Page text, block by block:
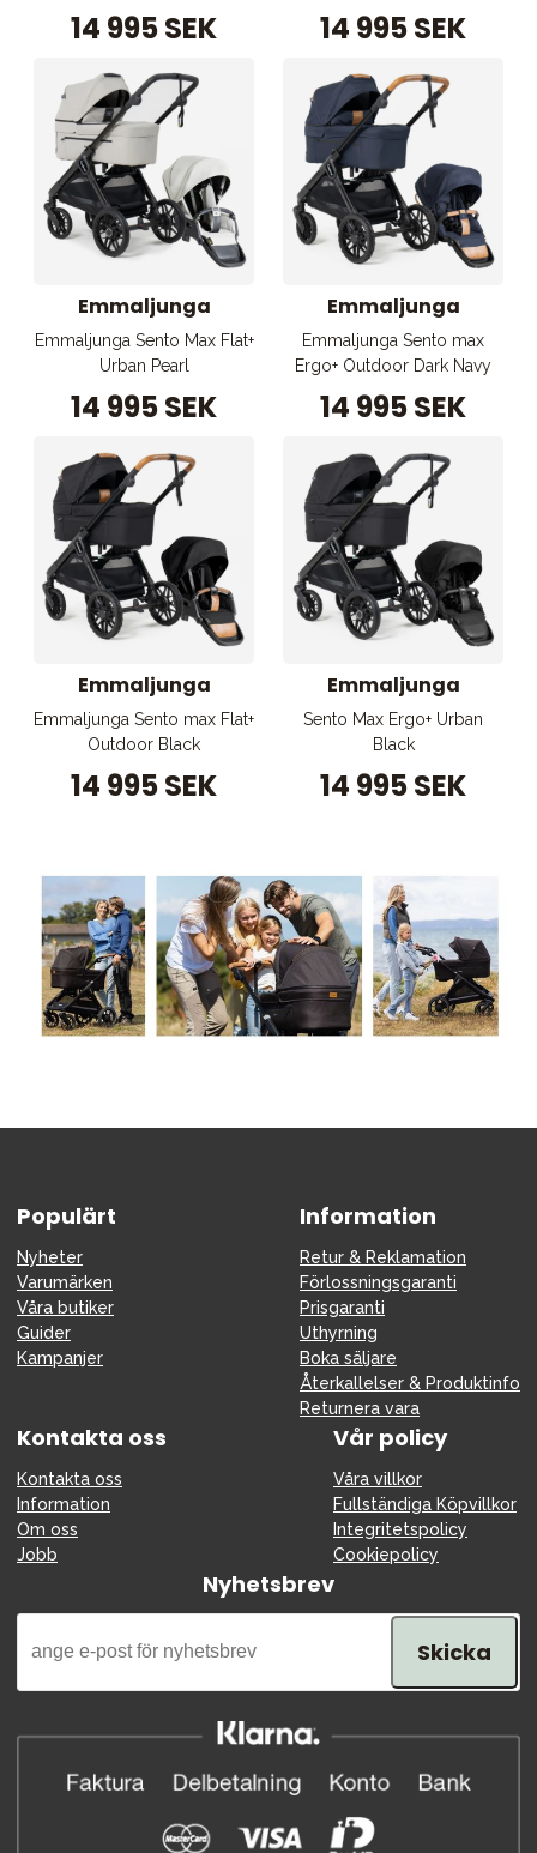
14 995 SEK 14 995 SEK
Emmaljunga
Emmaljunga Sento Max Flat+
Urban Pearl
14 995 SEK
Emmaljunga
Emmaljunga Sento max
Ergo+ Outdoor Dark Navy
14 995 SEK
Emmaljunga
Emmaljunga Sento max Flat+
Outdoor Black
14 995 SEK
Emmaljunga
Sento Max Ergo+ Urban
Black
14 995 SEK
Populärt
Nyheter
Varumärken
Våra butiker
Guider
Kampanjer
Information
Retur & Reklamation
Förlossningsgaranti
Prisgaranti
Uthyrning
Boka säljare
Återkallelser & Produktinfo
Returnera vara
Kontakta oss
Kontakta oss
Information
Om oss
Jobb
Vår policy
Våra villkor
Fullständiga Köpvillkor
Integritetspolicy
Cookiepolicy
Nyhetsbrev
Skicka